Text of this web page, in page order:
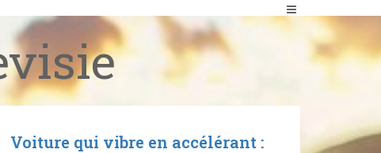
Voiture qui vibre en accélérant :